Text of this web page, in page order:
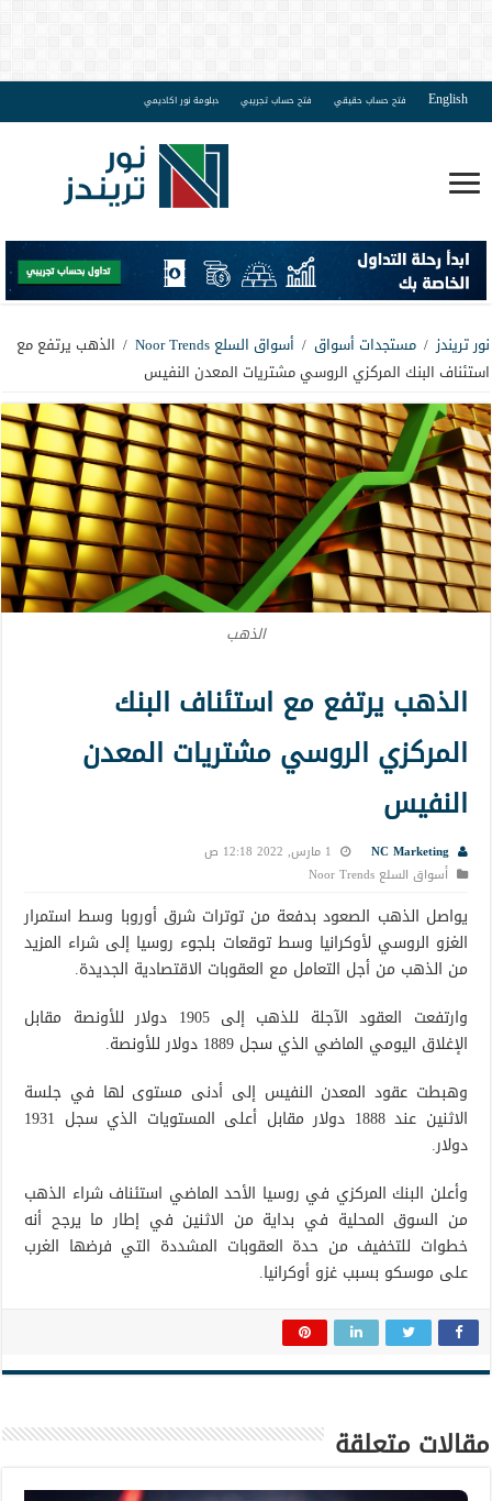
English فتح حساب حقيقي فتح حساب تجريبي دبلومة نور اكاديمي
نور تريندز / مستجدات أسواق / أسواق السلع Noor Trends / الذهب يرتفع مع
استئناف البنك المركزي الروسي مشتريات المعدن النفيس
الذهب
الذهب يرتفع مع استئناف البنك
المركزي الروسي مشتريات المعدن
النفيس
NC Marketing
1 مارس, 2022 12:18 ص
أسواق السلع Noor Trends
يواصل الذهب الصعود بدفعة من توترات شرق أوروبا وسط استمرار
الغزو الروسي لأوكرانيا وسط توقعات بلجوء روسيا إلى شراء المزيد
من الذهب من أجل التعامل مع العقوبات الاقتصادية الجديدة.
وارتفعت العقود الآجلة للذهب إلى 1905 دولار للأونصة مقابل
الإغلاق اليومي الماضي الذي سجل 1889 دولار للأونصة.
وهبطت عقود المعدن النفيس إلى أدنى مستوى لها في جلسة
الاثنين عند 1888 دولار مقابل أعلى المستويات الذي سجل 1931
دولار.
وأعلن البنك المركزي في روسيا الأحد الماضي استئناف شراء الذهب
من السوق المحلية في بداية من الاثنين في إطار ما يرجح أنه
خطوات للتخفيف من حدة العقوبات المشددة التي فرضها الغرب
على موسكو بسبب غزو أوكرانيا.
مقالات متعلقة